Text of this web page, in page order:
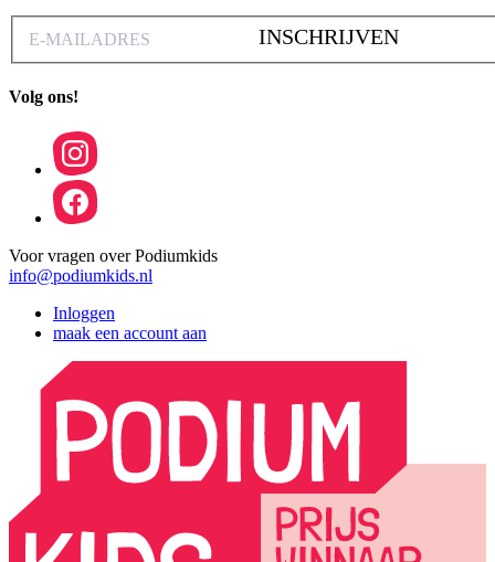
INSCHRIJVEN
Volg ons!
Voor vragen over Podiumkids
info@podiumkids.nl
Inloggen
maak een account aan